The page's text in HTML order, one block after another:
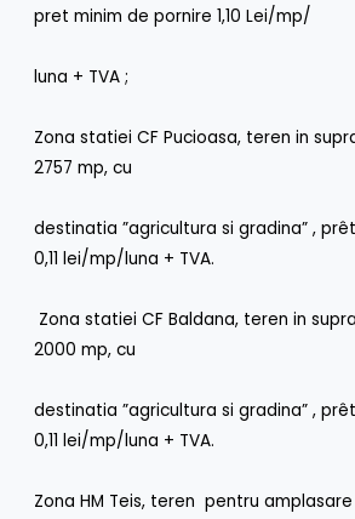
pret minim de pornire 1,10 Lei/mp/
luna + TVA ;
Zona statiei CF Pucioasa, teren in
2757 mp, cu
destinatia ”agricultura si gradina” ,
0,11 lei/mp/luna + TVA.
Zona statiei CF Baldana, teren in
2000 mp, cu
destinatia ”agricultura si gradina” ,
0,11 lei/mp/luna + TVA.
Zona HM Teis, teren pentru amplasare